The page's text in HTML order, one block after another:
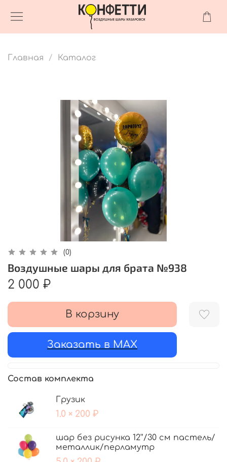
Главная Каталог
(0)
Воздушные шары для брата №938
2 000 ₽
В корзину
Заказать в MAX
Состав комплекта
Грузик
1.0 × 200 ₽
шар без рисунка 12'’/30 см пастель/
металлик/перламутр